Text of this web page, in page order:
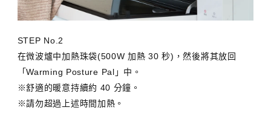
STEP No.2
在微波爐中加熱珠袋(500W 加熱 30 秒)，然後將其放回
「Warming Posture Pal」中。
※舒適的暖意持續約 40 分鐘。
※請勿超過上述時間加熱。